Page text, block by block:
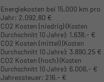
Energiekosten bei 15.000 km pro
Jahr: 2.092,80 €
CO2 Kosten (niedrig)(Kosten
Durchschnitt 10 Jahre): 1.638,- €
CO2 Kosten (mittel)(Kosten
Durchschnitt 10 Jahre): 3.890,25 €
CO2 Kosten (hoch)(Kosten
Durchschnitt 10 Jahre): 6.006,- €
Jahressteuer: 216,- €